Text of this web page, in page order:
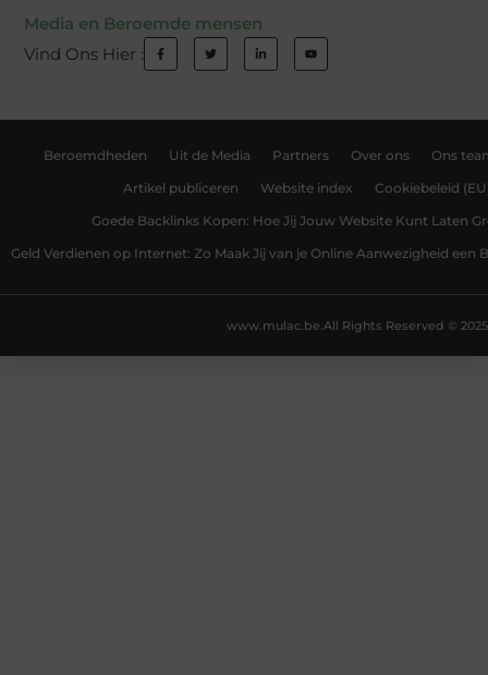
Media en Beroemde mensen
Vind Ons Hier :
Beroemdheden Uit de Media Partners Over ons Ons
Artikel publiceren Website index Cookiebeleid
Goede Backlinks Kopen: Hoe Jij Jouw Website Kunt Laten
Geld Verdienen op Internet: Zo Maak Jij van je Online Aanwezigheid een
All Rights Reserved © 2025
www.mulac.be.